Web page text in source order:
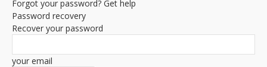
Forgot your password? Get help
Password recovery
Recover your password
your email